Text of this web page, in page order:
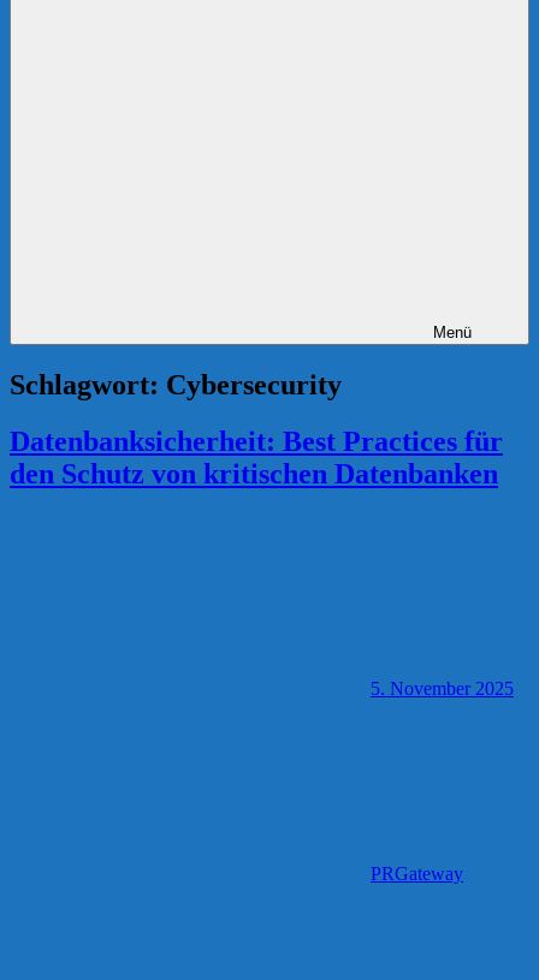
Menü
Schlagwort: Cybersecurity
Datenbanksicherheit: Best Practices für
den Schutz von kritischen Datenbanken
5. November 2025
PRGateway